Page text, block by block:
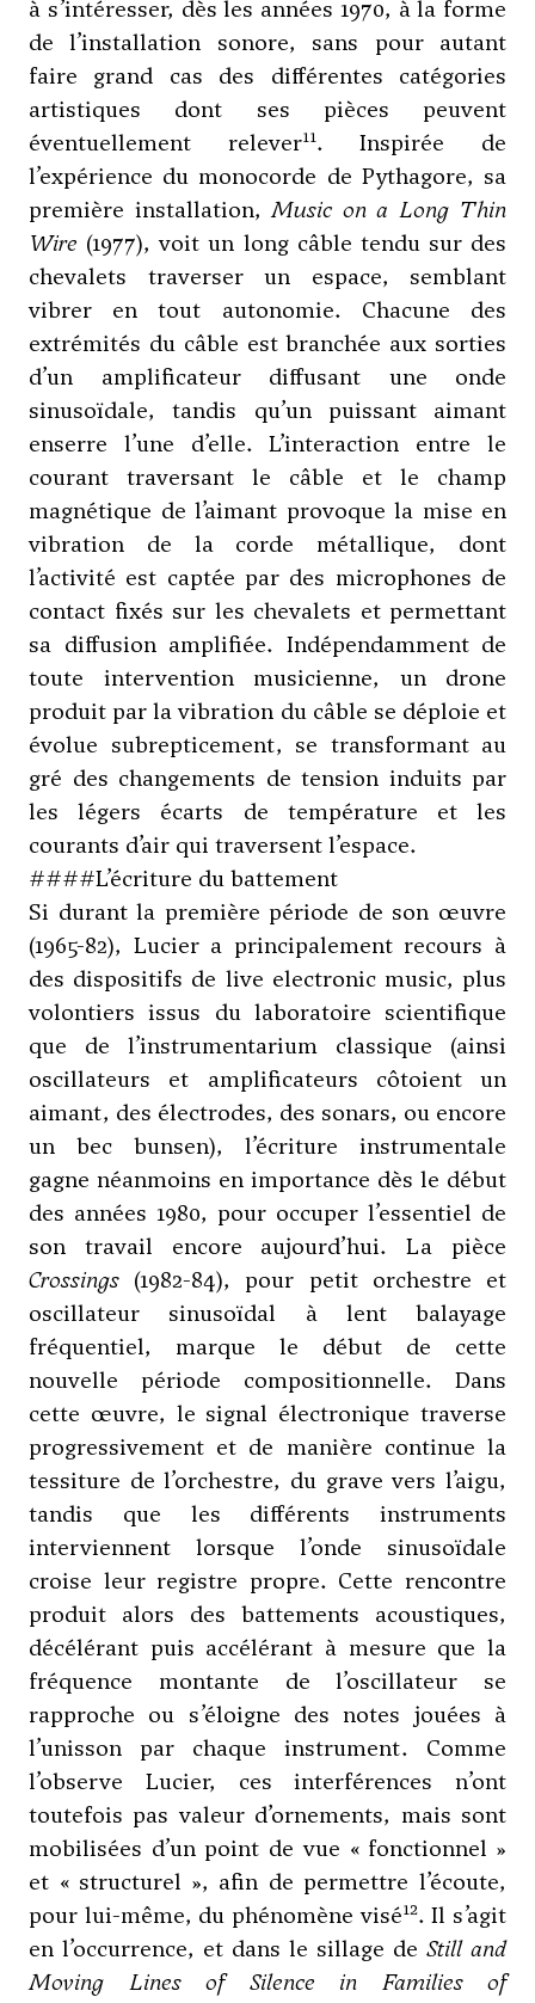
à s’intéresser, dès les années 1970, à la forme
de l’installation sonore, sans pour autant
faire grand cas des différentes catégories
artistiques dont ses pièces peuvent
éventuellement relever11. Inspirée de
l’expérience du monocorde de Pythagore, sa
première installation,Music on a Long Thin
Wire (1977), voit un long câble tendu sur des
chevalets traverser un espace, semblant
vibrer en tout autonomie. Chacune des
extrémités du câble est branchée aux sorties
d’un amplificateur diffusant une onde
sinusoïdale, tandis qu’un puissant aimant
enserre l’une d’elle. L’interaction entre le
courant traversant le câble et le champ
magnétique de l’aimant provoque la mise en
vibration de la corde métallique, dont
l’activité est captée par des microphones de
contact fixés sur les chevalets et permettant
sa diffusion amplifiée. Indépendamment de
toute intervention musicienne, un drone
produit par la vibration du câble se déploie et
évolue subrepticement, se transformant au
gré des changements de tension induits par
les légers écarts de température et les
courants d’air qui traversent l’espace.
####L’écriture du battement
Si durant la première période de son œuvre
(1965-82), Lucier a principalement recours à
des dispositifs de live electronic music, plus
volontiers issus du laboratoire scientifique
que de l’instrumentarium classique (ainsi
oscillateurs et amplificateurs côtoient un
aimant, des électrodes, des sonars, ou encore
un bec bunsen), l’écriture instrumentale
gagne néanmoins en importance dès le début
des années 1980, pour occuper l’essentiel de
son travail encore aujourd’hui. La pièce
Crossings (1982-84), pour petit orchestre et
oscillateur sinusoïdal à lent balayage
fréquentiel, marque le début de cette
nouvelle période compositionnelle. Dans
cette œuvre, le signal électronique traverse
progressivement et de manière continue la
tessiture de l’orchestre, du grave vers l’aigu,
tandis que les différents instruments
interviennent lorsque l’onde sinusoïdale
croise leur registre propre. Cette rencontre
produit alors des battements acoustiques,
décélérant puis accélérant à mesure que la
fréquence montante de l’oscillateur se
rapproche ou s’éloigne des notes jouées à
l’unisson par chaque instrument. Comme
l’observe Lucier, ces interférences n’ont
toutefois pas valeur d’ornements, mais sont
mobilisées d’un point de vue « fonctionnel »
et « structurel », afin de permettre l’écoute,
pour lui-même, du phénomène visé12. Il s’agit
en l’occurrence, et dans le sillage de Still and
Moving Lines of Silence in Families of